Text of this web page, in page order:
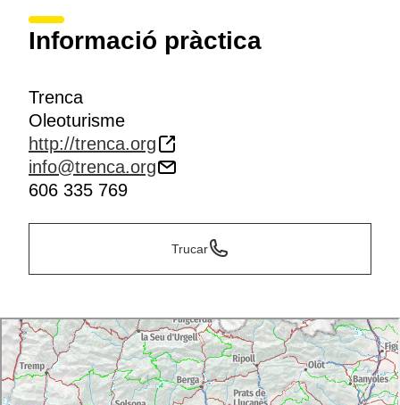
Informació pràctica
Trenca
Oleoturisme
http://trenca.org
info@trenca.org
606 335 769
Trucar